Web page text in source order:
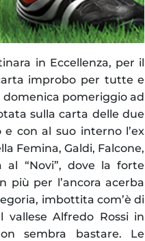
in Eccellenza, per il
improbo per tutte e
domenica pomeriggio ad
sulla carta delle due
con al suo interno l’ex
Femina, Galdi, Falcone,
“Novi”, dove la forte
più per l’ancora acerba
imbottita com’è di
Alfredo Rossi in
sembra bastare. Le